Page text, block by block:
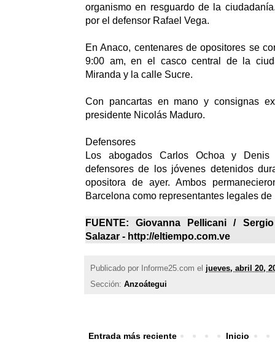
organismo en resguardo de la
por el defensor Rafael Vega.
En Anaco, centenares de opositores se
9:00 am, en el casco central de la
Miranda y la calle Sucre.
Con pancartas en mano y consignas
presidente Nicolás Maduro.
Defensores
Los abogados Carlos Ochoa y
defensores de los jóvenes detenidos
opositora de ayer. Ambos
Barcelona como representantes legales
FUENTE: Giovanna Pellicani /
Salazar - http://eltiempo.com.ve
Publicado por Informe25.com el jueves, abril 20,
Sección: Anzoátegui
Entrada más reciente Inicio